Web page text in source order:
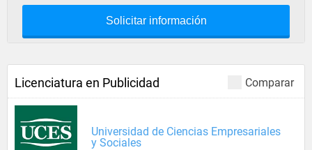
Solicitar información
Comparar
Licenciatura en Publicidad
Universidad de Ciencias Empresariales
y Sociales